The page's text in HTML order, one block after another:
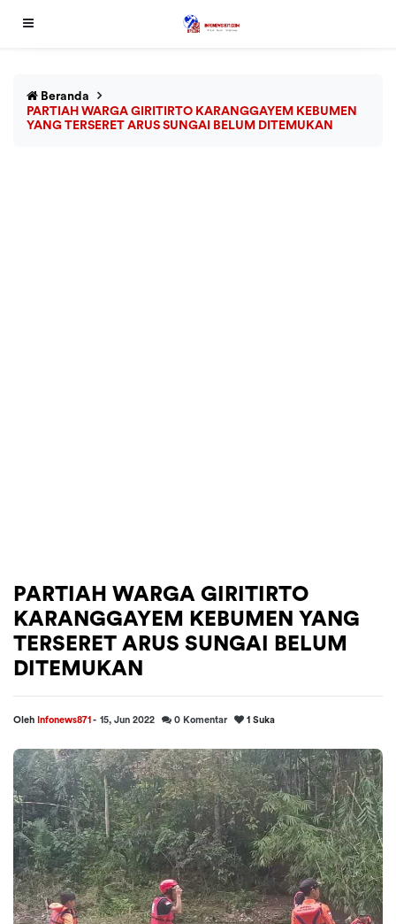
Beranda
PARTIAH WARGA GIRITIRTO KARANGGAYEM KEBUMEN
YANG TERSERET ARUS SUNGAI BELUM DITEMUKAN
PARTIAH WARGA GIRITIRTO
KARANGGAYEM KEBUMEN YANG
TERSERET ARUS SUNGAI BELUM
DITEMUKAN
Oleh Infonews871 - 15, Jun 2022 0 Komentar 1 Suka